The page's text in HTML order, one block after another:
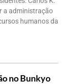
a administração
humanos da
no Bunkyo